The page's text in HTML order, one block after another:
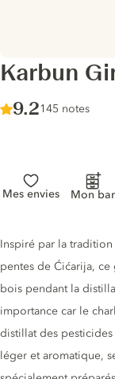
Karbun
Score :
9.2/ 10
145 notes
Mes envies Mon bar
Description du gin
Inspiré par la
pentes de Ćićarija,
bois pendant la
importance car le
distillat des
léger et aromatique,